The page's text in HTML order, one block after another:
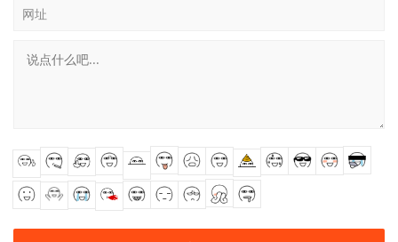
网址